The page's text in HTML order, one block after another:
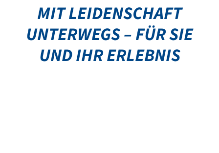
MIT LEIDENSCHAFT
UNTERWEGS – FÜR SIE
UND IHR ERLEBNIS